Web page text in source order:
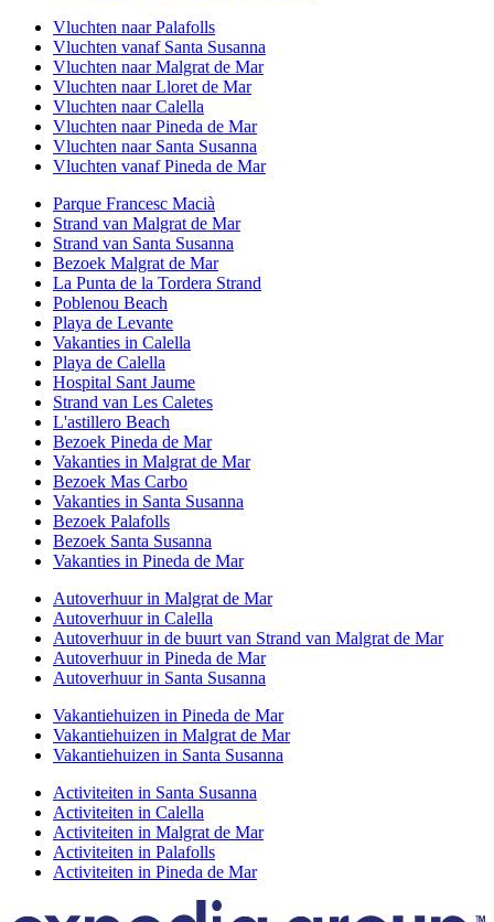
Vluchten naar Palafolls
Vluchten vanaf Santa Susanna
Vluchten naar Malgrat de Mar
Vluchten naar Lloret de Mar
Vluchten naar Calella
Vluchten naar Pineda de Mar
Vluchten naar Santa Susanna
Vluchten vanaf Pineda de Mar
Parque Francesc Macià
Strand van Malgrat de Mar
Strand van Santa Susanna
Bezoek Malgrat de Mar
La Punta de la Tordera Strand
Poblenou Beach
Playa de Levante
Vakanties in Calella
Playa de Calella
Hospital Sant Jaume
Strand van Les Caletes
L'astillero Beach
Bezoek Pineda de Mar
Vakanties in Malgrat de Mar
Bezoek Mas Carbo
Vakanties in Santa Susanna
Bezoek Palafolls
Bezoek Santa Susanna
Vakanties in Pineda de Mar
Autoverhuur in Malgrat de Mar
Autoverhuur in Calella
Autoverhuur in de buurt van Strand van Malgrat de Mar
Autoverhuur in Pineda de Mar
Autoverhuur in Santa Susanna
Vakantiehuizen in Pineda de Mar
Vakantiehuizen in Malgrat de Mar
Vakantiehuizen in Santa Susanna
Activiteiten in Santa Susanna
Activiteiten in Calella
Activiteiten in Malgrat de Mar
Activiteiten in Palafolls
Activiteiten in Pineda de Mar